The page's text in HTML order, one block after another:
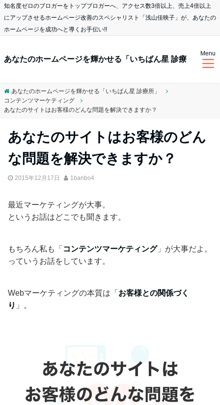
知名度ゼロのブロガーをトップブロガーへ、アクセス数3倍以上、売上4倍以上
にアップさせるホームページ改善のスペシャリスト「浅山佳映子」が、あなたの
ホームページを成功へと導くお手伝い!!
あなたのホームページを輝かせる「いちばん星 診療
所」
Menu
あなたのホームページを輝かせる「いちばん星 診療所」
コンテンツマーケティング
あなたのサイトはお客様のどんな問題を解決できますか？
あなたのサイトはお客様のどん
な問題を解決できますか？
2015年12月17日 1banbo4
最近マーケティングが大事。
というお話はどこでも聞きます。
もちろん私も「 コンテンツマーケティング」が大事だよ。
っていうお話をしています。
Webマーケティングの本質は「 お客様との関係づく
り 」。